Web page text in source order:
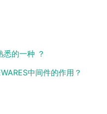
的一种 ？
中间件的作用？